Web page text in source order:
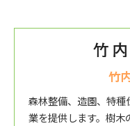
竹
森林整備、造園、特
業を提供します。樹木